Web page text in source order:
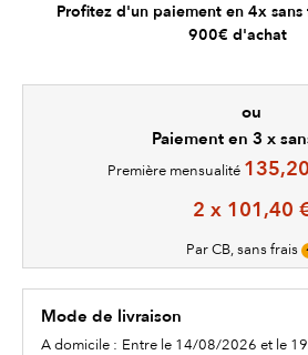
Profitez d'un paiement en 4x
900€ d'achat
ou
Paiement en 3 x
Première mensualité
2 x 101,40
Par CB, sans frais
Mode de livraison
A domicile : Entre le 14/08/2026 et le